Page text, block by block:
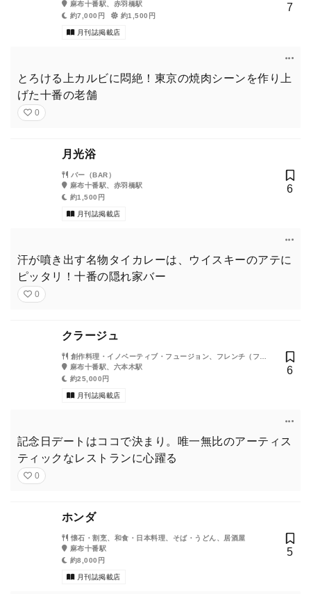
麻布十番駅、赤羽橋駅
約7,000円
約1,500円
月刊誌掲載店
7
とろける上カルビに悶絶！東京の焼肉シーンを作り上
げた十番の老舗
0
月光浴
バー（BAR）
麻布十番駅、赤羽橋駅
約1,500円
月刊誌掲載店
6
汗が噴き出す名物タイカレーは、ウイスキーのアテに
ピッタリ！十番の隠れ家バー
0
クラージュ
創作料理・イノベーティブ・フュージョン、フレンチ（フラ
ンス料理）
麻布十番駅、六本木駅
約25,000円
月刊誌掲載店
6
記念日デートはココで決まり。唯一無比のアーティス
ティックなレストランに心躍る
0
ホンダ
懐石・割烹、和食・日本料理、そば・うどん、居酒屋
麻布十番駅
約8,000円
月刊誌掲載店
5